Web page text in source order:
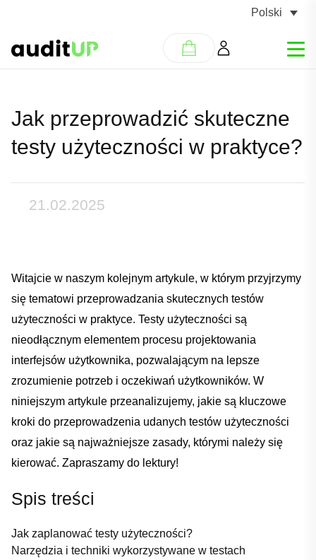
Polski
Jak przeprowadzić skuteczne
testy użyteczności w praktyce?
21.02.2025
Witajcie w naszym kolejnym artykule,​ w którym przyjrzymy‌
się tematowi przeprowadzania skutecznych testów
użyteczności​ w⁤ praktyce. Testy użyteczności ‍są
nieodłącznym elementem‍ procesu projektowania
interfejsów użytkownika, ‍pozwalającym na lepsze
zrozumienie potrzeb i‌ oczekiwań użytkowników. W
niniejszym ​artykule przeanalizujemy, jakie są kluczowe
kroki ⁤do przeprowadzenia udanych testów użyteczności
oraz jakie są najważniejsze zasady, którymi należy⁢ się
kierować. Zapraszamy do ‍lektury!
Spis treści
Jak zaplanować testy‍ użyteczności?
Narzędzia i⁣ techniki wykorzystywane w ‌testach